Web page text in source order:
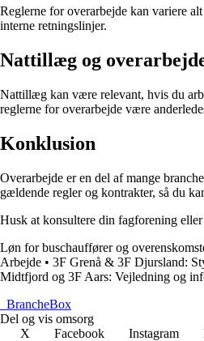
Reglerne for overarbejde kan variere
interne retningslinjer.
Nattillæg og
Nattillæg kan være relevant, hvis du
reglerne for overarbejde være
Konklusion
Overarbejde er en del af mange
gældende regler og kontrakter, så du
Husk at konsultere din fagforening
Løn for buschauffører og
Arbejde • 3F Grenå & 3F Djursland:
Midtfjord og 3F Aars: Vejledning og
BrancheBox
Del og vis omsorg
X
Facebook Instagram